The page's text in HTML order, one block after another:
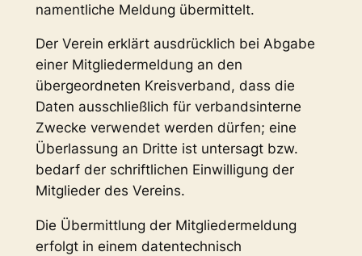
namentliche Meldung übermittelt.
Der Verein erklärt ausdrücklich bei Abgabe
einer Mitgliedermeldung an den
übergeordneten Kreisverband, dass die
Daten ausschließlich für verbandsinterne
Zwecke verwendet werden dürfen; eine
Überlassung an Dritte ist untersagt bzw.
bedarf der schriftlichen Einwilligung der
Mitglieder des Vereins.
Die Übermittlung der Mitgliedermeldung
erfolgt in einem datentechnisch